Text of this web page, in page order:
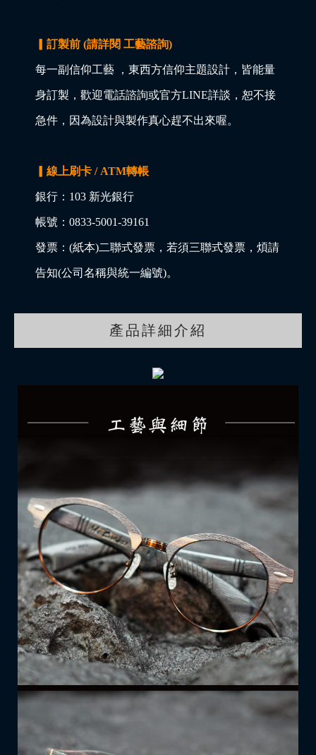
▎訂製前 (請詳閱 工藝諮詢)
每一副信仰工藝 ，東西方信仰主題設計，皆能量
身訂製，歡迎電話諮詢或官方LINE詳談，恕不接
急件，因為設計與製作真心趕不出來喔。
▎線上刷卡 / ATM轉帳
銀行：103 新光銀行
帳號：0833-5001-39161
發票：(紙本)二聯式發票，若須三聯式發票，煩請
告知(公司名稱與統一編號)。
產品詳細介紹